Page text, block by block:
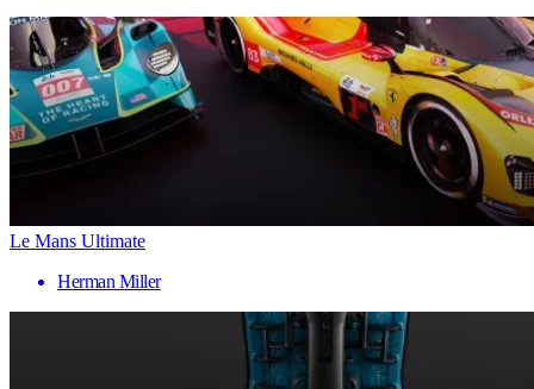
Le Mans Ultimate
Herman Miller